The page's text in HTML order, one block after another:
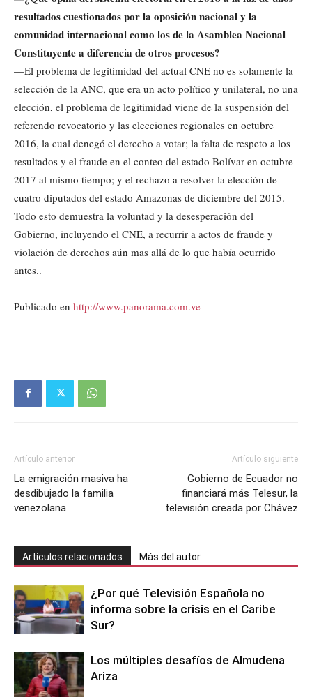
resultados cuestionados por la oposición nacional y la
comunidad internacional como los de la Asamblea Nacional
Constituyente a diferencia de otros procesos?
—El problema de legitimidad del actual CNE no es solamente la
selección de la ANC, que era un acto político y unilateral, no una
elección, el problema de legitimidad viene de la suspensión del
referendo revocatorio y las elecciones regionales en octubre
2016, la cual denegó el derecho a votar; la falta de respeto a los
resultados y el fraude en el conteo del estado Bolívar en octubre
2017 al mismo tiempo; y el rechazo a resolver la elección de
cuatro diputados del estado Amazonas de diciembre del 2015.
Todo esto demuestra la voluntad y la desesperación del
Gobierno, incluyendo el CNE, a recurrir a actos de fraude y
violación de derechos aún mas allá de lo que había ocurrido
antes..
Publicado en http://www.panorama.com.ve
Artículo anterior
La emigración masiva ha
desdibujado la familia
venezolana
Artículo siguiente
Gobierno de Ecuador no
financiará más Telesur, la
televisión creada por Chávez
Artículos relacionados Más del autor
¿Por qué Televisión Española no
informa sobre la crisis en el Caribe
Sur?
Los múltiples desafíos de Almudena
Ariza